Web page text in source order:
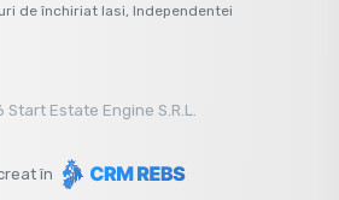
de închiriat Iasi, Independentei
Start Estate Engine S.R.L.
în